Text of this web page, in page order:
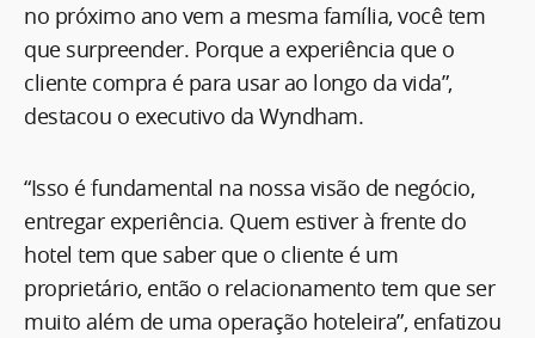
no próximo ano vem a mesma família, você tem
que surpreender. Porque a experiência que o
cliente compra é para usar ao longo da vida”,
destacou o executivo da Wyndham.
“Isso é fundamental na nossa visão de negócio,
entregar experiência. Quem estiver à frente do
hotel tem que saber que o cliente é um
proprietário, então o relacionamento tem que ser
muito além de uma operação hoteleira”, enfatizou